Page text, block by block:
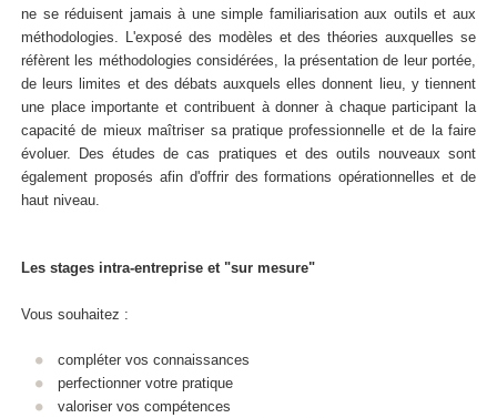
ne se réduisent jamais à une simple familiarisation aux outils et aux
méthodologies. L'exposé des modèles et des théories auxquelles se
réfèrent les méthodologies considérées, la présentation de leur portée,
de leurs limites et des débats auxquels elles donnent lieu, y tiennent
une place importante et contribuent à donner à chaque participant la
capacité de mieux maîtriser sa pratique professionnelle et de la faire
évoluer. Des études de cas pratiques et des outils nouveaux sont
également proposés afin d'offrir des formations opérationnelles et de
haut niveau.
Les stages intra-entreprise et "sur mesure"
Vous souhaitez :
compléter vos connaissances
perfectionner votre pratique
valoriser vos compétences